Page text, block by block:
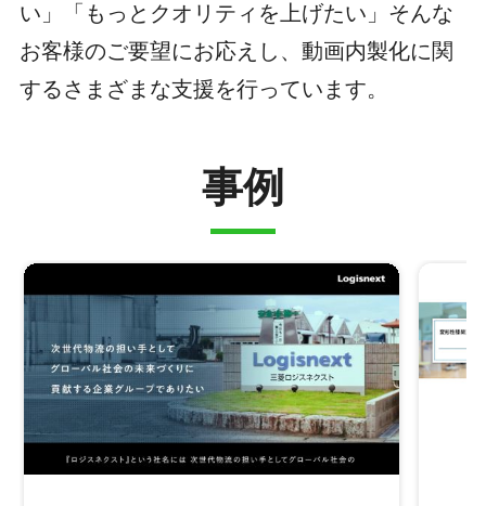
い」「もっとクオリティを上げたい」そんな
お客様のご要望にお応えし、動画内製化に関
するさまざまな支援を行っています。
事例